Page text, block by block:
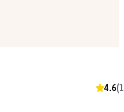
4.6(